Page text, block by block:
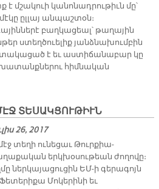
մշակուի կանոնադրութիւն մը՝
ըլլայ անպաշտօն։
բաղկացեալ՝ թաղային
ստեղծուելիք յանձնախումբին
է եւ աստիճանաբար կը
հիմնական
ՏԵՍԱԿՑՈՒԹԻՒՆ
26, 2017
տեղի ունեցաւ Թուրքիա-
երկխօսութեան ժողովը։
ներկայացուցին ԵՄ-ի գերագոյն
Մոկերինի եւ